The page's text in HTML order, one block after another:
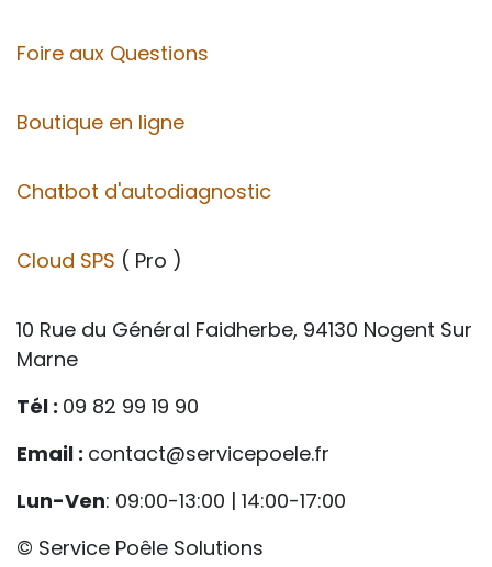
Foire aux Questions
Boutique en ligne
Chatbot d'autodiagnostic
Cloud SPS ( Pro )
10 Rue du Général Faidherbe, 94130 Nogent Sur
Marne
Tél : 09 82 99 19 90
Email : contact@servicepoele.fr
Lun-Ven: 09:00-13:00 | 14:00-17:00
© Service Poêle Solutions